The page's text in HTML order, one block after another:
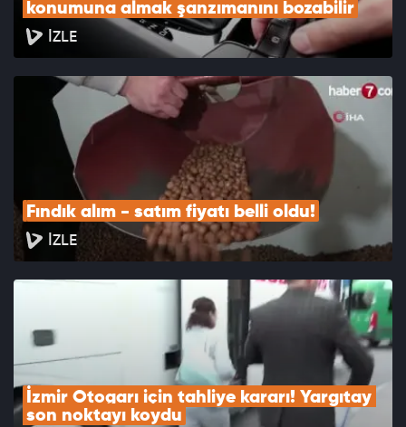
konumuna almak şanzımanını bozabilir
İZLE
Fındık alım - satım fiyatı belli oldu!
İZLE
İzmir Otogarı için tahliye kararı! Yargıtay
son noktayı koydu